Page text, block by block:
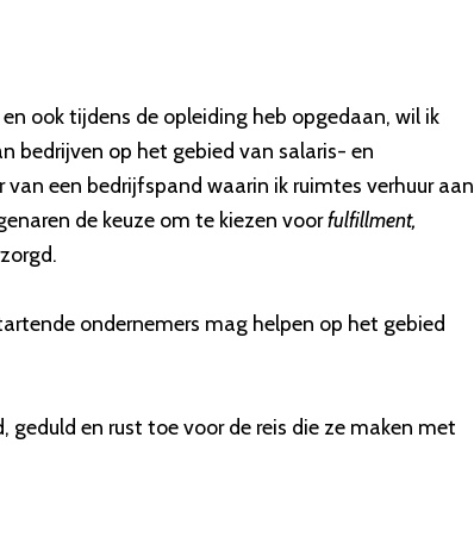
ook tijdens de opleiding heb opgedaan, wil ik
bedrijven op het gebied van salaris- en
een bedrijfspand waarin ik ruimtes verhuur aan
de keuze om te kiezen voorfulfillment,
ondernemers mag helpen op het gebied
geduld en rust toe voor de reis die ze maken met